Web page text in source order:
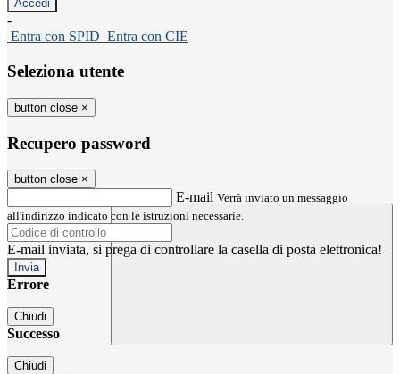
-
Entra con SPID Entra con CIE
Seleziona utente
button close ×
Recupero password
button close ×
E-mail Verrà inviato un messaggio
all'indirizzo indicato con le istruzioni necessarie.
E-mail inviata, si prega di controllare la casella di posta elettronica!
Errore
Chiudi
Successo
Chiudi